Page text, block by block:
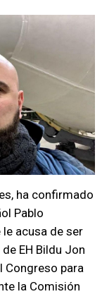
ha confirmado
Pablo
acusa de ser
EH Bildu Jon
Congreso para
la Comisión